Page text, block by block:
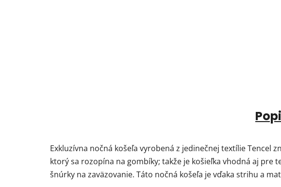
Exkluzívna nočná košeľa vyrobená z jedinečnej textílie Tencel
ktorý sa rozopína na gombíky; takže je košieľka vhodná aj pre
šnúrky na zaväzovanie. Táto nočná košeľa je vďaka strihu a